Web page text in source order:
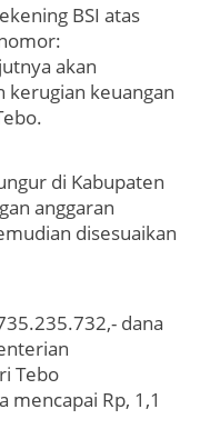
BSI atas
akan
kerugian keuangan
di Kabupaten
anggaran
disesuaikan
dana
Tebo
Rp, 1,1